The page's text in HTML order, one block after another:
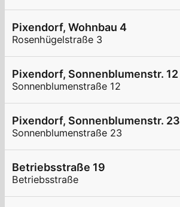
Pixendorf, Wohnbau 4
Rosenhügelstraße 3
Pixendorf, Sonnenblumenstr. 12
Sonnenblumenstraße 12
Pixendorf, Sonnenblumenstr. 23
Sonnenblumenstraße 23
Betriebsstraße 19
Betriebsstraße